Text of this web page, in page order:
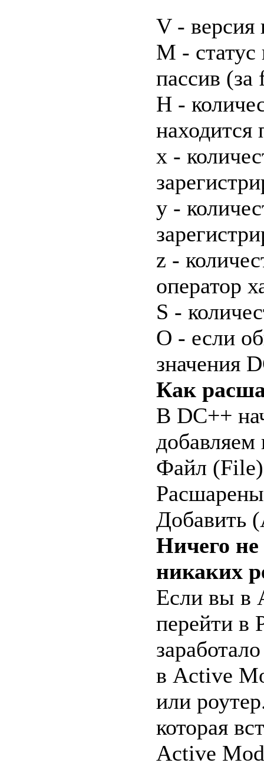
V - версия
M - статус
пассив
H -
находится
x -
y -
z -
оператор
S -
O - если
значения
Как
В DC++
Файл
Добавить
Ничего не
никаких
Если вы в
перейти в
в Active
или
которая
Active